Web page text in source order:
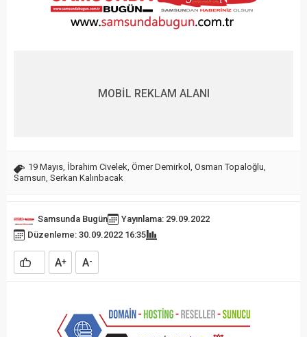
MOBİL REKLAM ALANI
19 Mayıs, İbrahim Civelek, Ömer Demirkol , Osman Topaloğlu,
Samsun, Serkan Kalınbacak
Samsunda Bugün
Yayınlama: 29.09.2022
Düzenleme: 30.09.2022 16:35
A+ A-